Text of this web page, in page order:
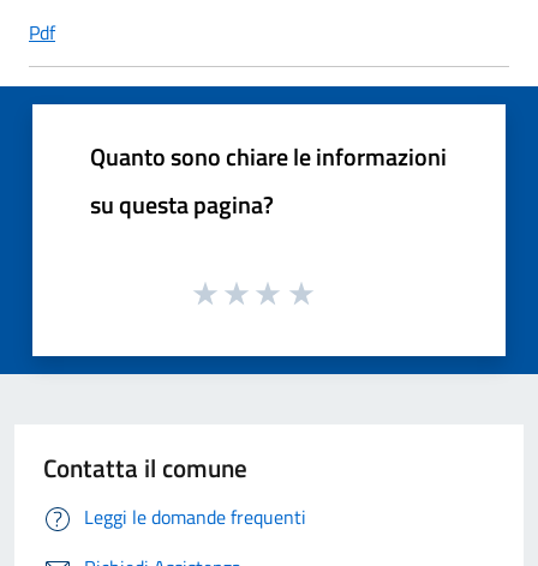
Pdf
Quanto sono chiare le informazioni
su questa pagina?
Contatta il comune
Leggi le domande frequenti